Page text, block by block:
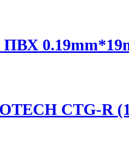
CTG-R